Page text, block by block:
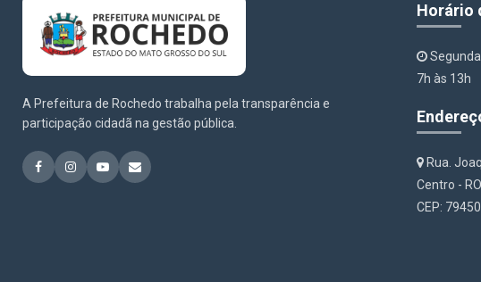
A Prefeitura de Rochedo trabalha pela transparência e
participação cidadã na gestão pública.
Horário
7h às 13h
Rua.
Centro -
CEP: